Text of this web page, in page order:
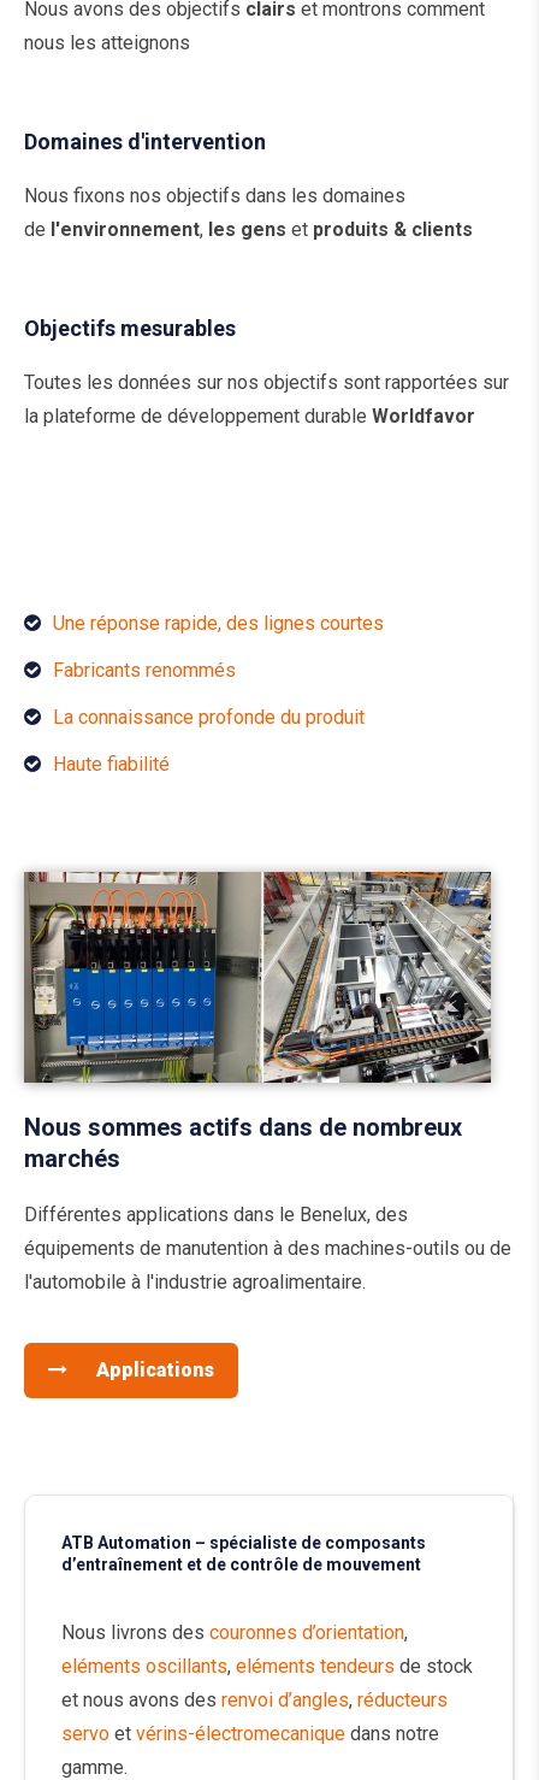
Nous avons des objectifs clairs et montrons comment
nous les atteignons
Domaines d'intervention
Nous fixons nos objectifs dans les domaines
de l'environnement, les gens et produits & clients
Objectifs mesurables
Toutes les données sur nos objectifs sont rapportées sur
la plateforme de développement durable Worldfavor
Une réponse rapide, des lignes courtes
Fabricants renommés
La connaissance profonde du produit
Haute fiabilité
Nous sommes actifs dans de nombreux
marchés
Différentes applications dans le Benelux, des
équipements de manutention à des machines-outils ou de
l'automobile à l'industrie agroalimentaire.
Applications
ATB Automation – spécialiste de composants
d’entraînement et de contrôle de mouvement
Nous livrons des couronnes d’orientation,
eléments oscillants, eléments tendeurs de stock
et nous avons des renvoi d’angles, réducteurs
servo et vérins-électromecanique dans notre
gamme.